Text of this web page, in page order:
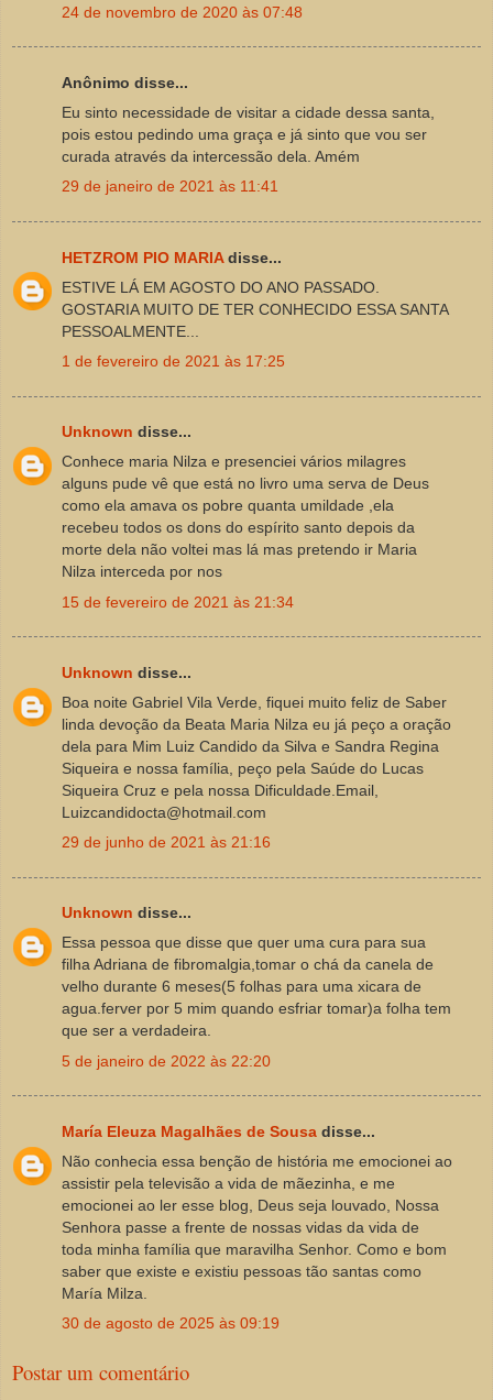
24 de novembro de 2020 às 07:48
Anônimo disse...
Eu sinto necessidade de visitar a cidade dessa santa,
pois estou pedindo uma graça e já sinto que vou ser
curada através da intercessão dela. Amém
29 de janeiro de 2021 às 11:41
HETZROM PIO MARIAdisse...
ESTIVE LÁ EM AGOSTO DO ANO PASSADO.
GOSTARIA MUITO DE TER CONHECIDO ESSA SANTA
PESSOALMENTE...
1 de fevereiro de 2021 às 17:25
Unknown disse...
Conhece maria Nilza e presenciei vários milagres
alguns pude vê que está no livro uma serva de Deus
como ela amava os pobre quanta umildade ,ela
recebeu todos os dons do espírito santo depois da
morte dela não voltei mas lá mas pretendo ir Maria
Nilza interceda por nos
15 de fevereiro de 2021 às 21:34
Unknown disse...
Boa noite Gabriel Vila Verde, fiquei muito feliz de Saber
linda devoção da Beata Maria Nilza eu já peço a oração
dela para Mim Luiz Candido da Silva e Sandra Regina
Siqueira e nossa família, peço pela Saúde do Lucas
Siqueira Cruz e pela nossa Dificuldade.Email,
Luizcandidocta@hotmail.com
29 de junho de 2021 às 21:16
Unknown disse...
Essa pessoa que disse que quer uma cura para sua
filha Adriana de fibromalgia,tomar o chá da canela de
velho durante 6 meses(5 folhas para uma xicara de
agua.ferver por 5 mim quando esfriar tomar)a folha tem
que ser a verdadeira.
5 de janeiro de 2022 às 22:20
María Eleuza Magalhães de Sousa disse...
Não conhecia essa benção de história me emocionei ao
assistir pela televisão a vida de mãezinha, e me
emocionei ao ler esse blog, Deus seja louvado, Nossa
Senhora passe a frente de nossas vidas da vida de
toda minha família que maravilha Senhor. Como e bom
saber que existe e existiu pessoas tão santas como
María Milza.
30 de agosto de 2025 às 09:19
Postar um comentário